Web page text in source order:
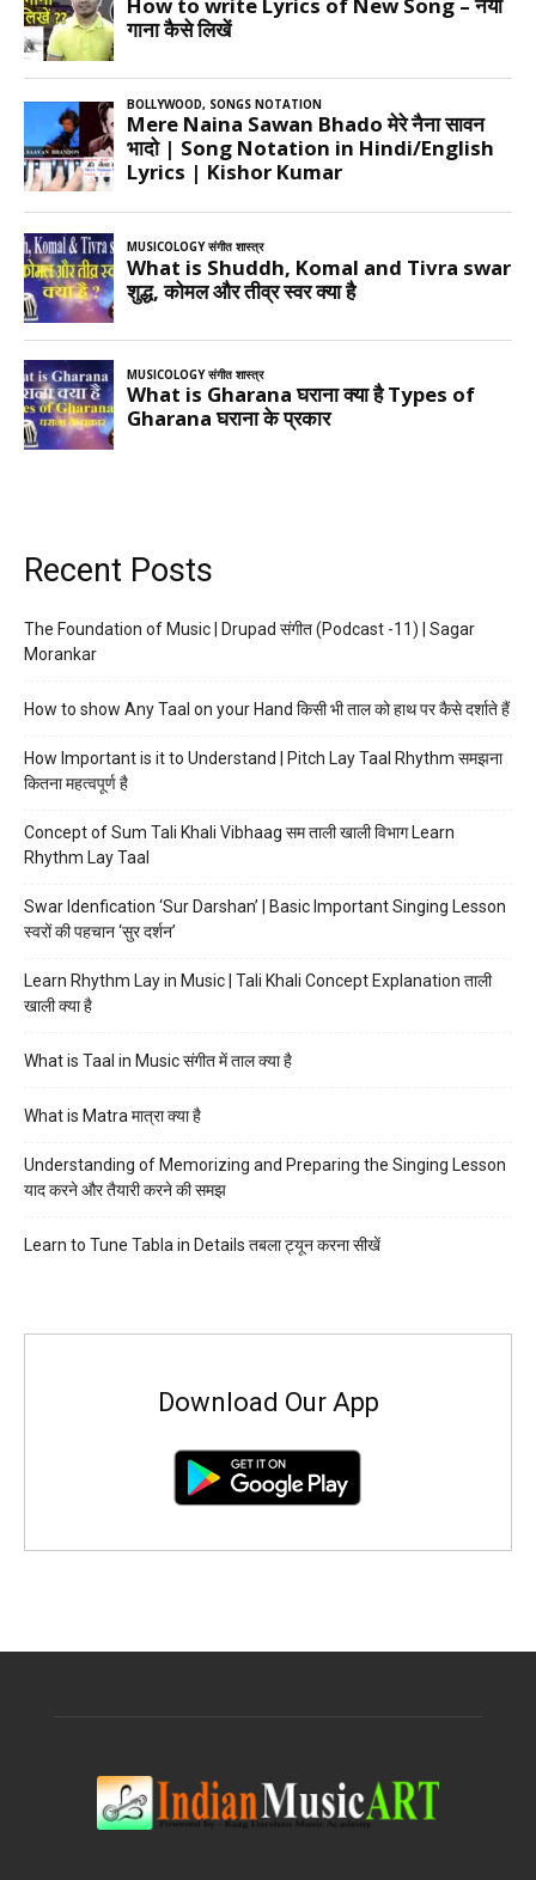
Recent Posts
The Foundation of Music | Drupad संगीत (Podcast -11) | Sagar
Morankar
How to show Any Taal on your Hand किसी भी ताल को हाथ पर कैसे दर्शाते हैं
How Important is it to Understand | Pitch Lay Taal Rhythm समझना
कितना महत्वपूर्ण है
Concept of Sum Tali Khali Vibhaag सम ताली खाली विभाग Learn
Rhythm Lay Taal
Swar Idenfication ‘Sur Darshan’ | Basic Important Singing Lesson
स्वरों की पहचान ‘सुर दर्शन’
Learn Rhythm Lay in Music | Tali Khali Concept Explanation ताली
खाली क्या है
What is Taal in Music संगीत में ताल क्या है
What is Matra मात्रा क्या है
Understanding of Memorizing and Preparing the Singing Lesson
याद करने और तैयारी करने की समझ
Learn to Tune Tabla in Details तबला ट्यून करना सीखें
Download Our App